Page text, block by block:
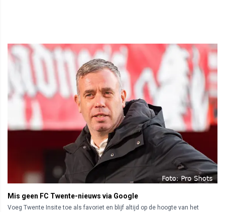
Mis geen FC Twente-nieuws via Google
Voeg Twente Insite toe als favoriet en blijf altijd op de hoogte van het